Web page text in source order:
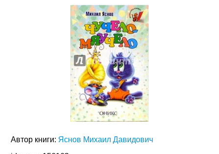
Автор книги: Яснов Михаил Давидович